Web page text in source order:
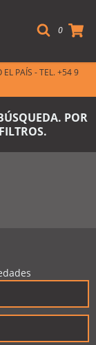
0
PAÍS - TEL. +54 9
POR